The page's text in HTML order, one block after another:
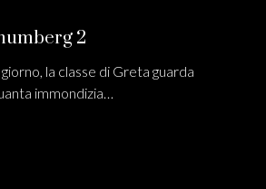
2
la classe di Greta guarda
immondizia…